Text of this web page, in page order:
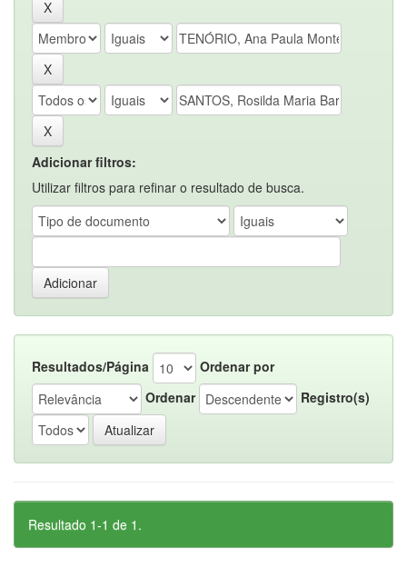
Adicionar filtros:
Utilizar filtros para refinar o resultado de busca.
Resultados/Página
Ordenar por
Ordenar
Registro(s)
Resultado 1-1 de 1.